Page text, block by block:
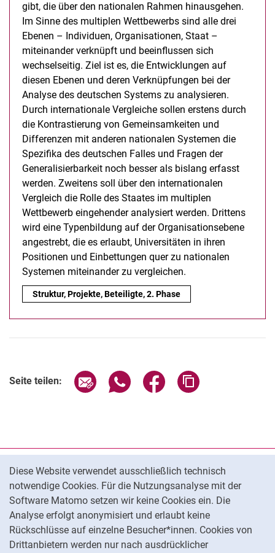
Diese Website verwendet ausschließlich technisch
notwendige Cookies. Für die Nutzungsanalyse mit der
Software Matomo setzen wir keine Cookies ein. Die
Analyse erfolgt anonymisiert und erlaubt keine
Rückschlüsse auf einzelne Besucher*innen. Cookies von
Drittanbietern werden nur nach ausdrücklicher
gibt, die über den nationalen Rahmen hinausgehen.
Im Sinne des multiplen Wettbewerbs sind alle drei
Ebenen – Individuen, Organisationen, Staat –
miteinander verknüpft und beeinflussen sich
wechselseitig. Ziel ist es, die Entwicklungen auf
diesen Ebenen und deren Verknüpfungen bei der
Analyse des deutschen Systems zu analysieren.
Durch internationale Vergleiche sollen erstens durch
die Kontrastierung von Gemeinsamkeiten und
Differenzen mit anderen nationalen Systemen die
Spezifika des deutschen Falles und Fragen der
Generalisierbarkeit noch besser als bislang erfasst
werden. Zweitens soll über den internationalen
Vergleich die Rolle des Staates im multiplen
Wettbewerb eingehender analysiert werden. Drittens
wird eine Typenbildung auf der Organisationsebene
angestrebt, die es erlaubt, Universitäten in ihren
Positionen und Einbettungen quer zu nationalen
Systemen miteinander zu vergleichen.
Multipler Wettbewerb im Hochschulsystem - Förderphase
Struktur, Projekte, Beteiligte, 2. Phase
Seite teilen: Seite über E-Mail teilen
Seite über WhatsApp teilen
Seite über Facebook
Datenschutz
Barrierefreiheit
Transparenter KI-Einsatz
Impressum
Cookie-Einstellungen